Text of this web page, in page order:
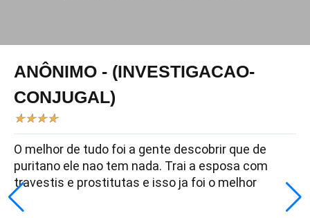
ANÔNIMO - (INVESTIGACAO-
CONJUGAL)
★★★★
O melhor de tudo foi a gente descobrir que de
puritano ele nao tem nada. Trai a esposa com
travestis e prostitutas e isso ja foi o melhor